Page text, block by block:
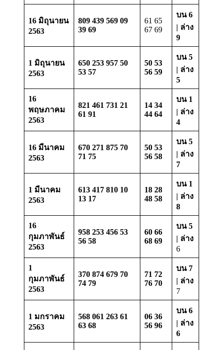
16 มิถุนายน
2563
809 439 569 09
39 69
61 65
67 69
บน 6
| ล่าง
9
1 มิถุนายน
2563
650 253 957 50
53 57
50 53
56 59
บน 5
| ล่าง
5
16
พฤษภาคม
2563
821 461 731 21
61 91
14 34
44 64
บน 1
| ล่าง
4
16 มีนาคม
2563
670 271 875 70
71 75
50 53
56 58
บน 5
| ล่าง
7
1 มีนาคม
2563
613 417 810 10
13 17
18 28
48 58
บน 1
| ล่าง
8
16
กุมภาพันธ์
2563
958 253 456 53
56 58
60 66
68 69
บน 5
| ล่าง
6
1
กุมภาพันธ์
2563
370 874 679 70
74 79
71 72
76 70
บน 7
| ล่าง
7
1 มกราคม
2563
568 061 263 61
63 68
06 36
56 96
บน 6
| ล่าง
6